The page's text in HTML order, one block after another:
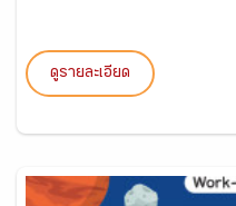
ดูรายละเอียด